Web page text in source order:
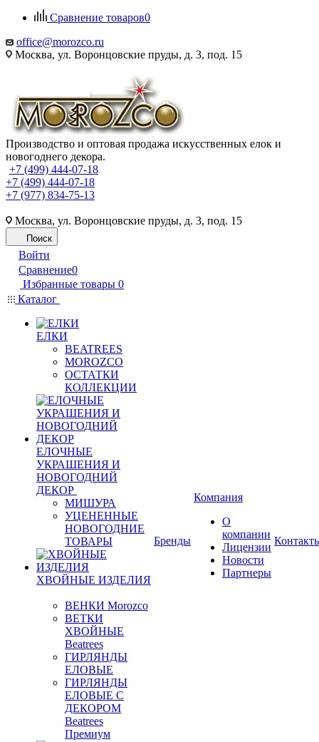
Сравнение товаров0
office@morozco.ru
Москва, ул. Воронцовские пруды, д. 3, под. 15
Производство и оптовая продажа искусственных елок и
новогоднего декора.
+7 (499) 444-07-18
+7 (499) 444-07-18
+7 (977) 834-75-13
Москва, ул. Воронцовские пруды, д. 3, под. 15
Поиск
Войти
Сравнение0
Избранные товары 0
Каталог
ЕЛКИ
BEATREES
MOROZCO
ОСТАТКИ
КОЛЛЕКЦИИ
ЕЛОЧНЫЕ
УКРАШЕНИЯ И
НОВОГОДНИЙ
ДЕКОР
МИШУРА
УЦЕНЕННЫЕ
НОВОГОДНИЕ
ТОВАРЫ
ХВОЙНЫЕ ИЗДЕЛИЯ
ВЕНКИ Morozco
ВЕТКИ
ХВОЙНЫЕ
Beatrees
ГИРЛЯНДЫ
ЕЛОВЫЕ
ГИРЛЯНДЫ
ЕЛОВЫЕ С
ДЕКОРОМ
Beatrees
Премиум
Бренды
Компания
О
компании
Лицензии
Новости
Партнеры